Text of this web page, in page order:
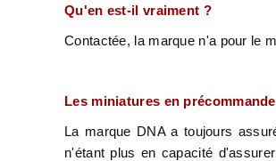
Qu'en est-il vraiment ?
Contactée, la marque n'a pour le
Les miniatures en
La marque DNA a toujours
n'étant plus en capacité